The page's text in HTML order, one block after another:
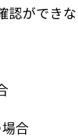
認ができ
合